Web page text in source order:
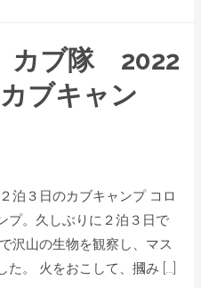
カブ隊 2022
ブキャン
泊３日のカブキャンプ コロ
プ。久しぶりに２泊３日で
沢山の生物を観察し、マス
。 火をおこして、摑み […]